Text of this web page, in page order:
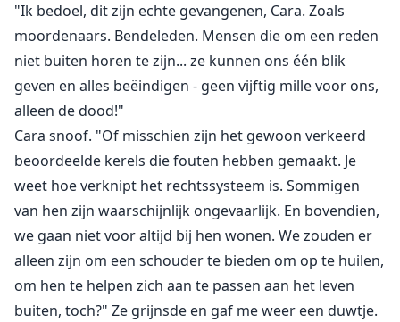
"Ik bedoel, dit zijn echte gevangenen, Cara. Zoals
moordenaars. Bendeleden. Mensen die om een reden
niet buiten horen te zijn... ze kunnen ons één blik
geven en alles beëindigen - geen vijftig mille voor ons,
alleen de dood!"
Cara snoof. "Of misschien zijn het gewoon verkeerd
beoordeelde kerels die fouten hebben gemaakt. Je
weet hoe verknipt het rechtssysteem is. Sommigen
van hen zijn waarschijnlijk ongevaarlijk. En bovendien,
we gaan niet voor altijd bij hen wonen. We zouden er
alleen zijn om een schouder te bieden om op te huilen,
om hen te helpen zich aan te passen aan het leven
buiten, toch?" Ze grijnsde en gaf me weer een duwtje.